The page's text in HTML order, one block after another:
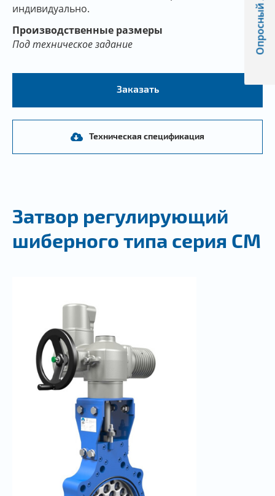
индивидуально.
Производственные размеры
Под техническое задание
Заказать
Техническая спецификация
Затвор регулирующий
шиберного типа серия CM
Опросный лист